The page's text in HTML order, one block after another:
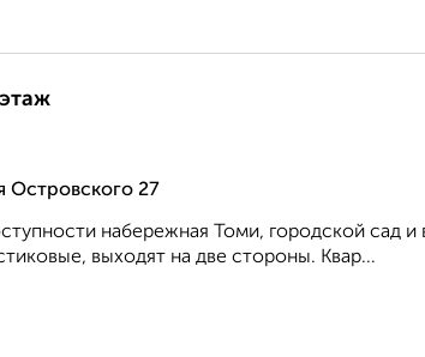
27
набережная Томи, городской сад и
выходят на две стороны. Квар...